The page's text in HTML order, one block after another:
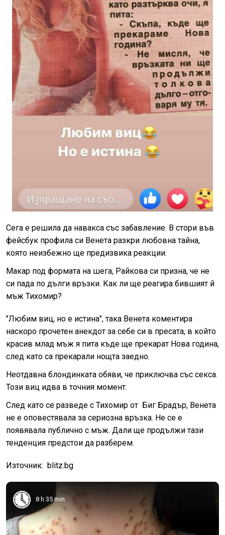
Сега е решила да навакса със забавление. В стори във
фейсбук профила си Венета разкри любовна тайна,
която неизбежно ще предизвика реакции.
Макар под формата на шега, Райкова си призна, че не
си пада по дълги връзки. Как ли ще реагира бившият й
мъж Тихомир?
"Любим виц, но е истина", така Венета коментира
наскоро прочетен анекдот за себе си в пресата, в който
красив млад мъж я пита къде ще прекарат Нова година,
след като са прекарали нощта заедно.
Неотдавна блондинката обяви, че приключва със секса.
Този виц идва в точния момент.
След като се разведе с Тихомир от Биг Брадър, Венета
не е оповестявала за сериозна връзка. Не се е
появявала публично с мъж. Дали ще продължи тази
тенденция предстои да разберем.
Източник: blitz.bg
8 h 35 min